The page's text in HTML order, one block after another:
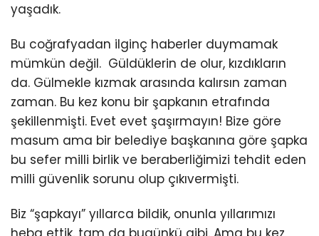
yaşadık.
Bu coğrafyadan ilginç haberler duymamak
mümkün değil. Güldüklerin de olur, kızdıkların
da. Gülmekle kızmak arasında kalırsın zaman
zaman. Bu kez konu bir şapkanın etrafında
şekillenmişti. Evet evet şaşırmayın! Bize göre
masum ama bir belediye başkanına göre şapka
bu sefer milli birlik ve beraberliğimizi tehdit eden
milli güvenlik sorunu olup çıkıvermişti.
Biz “şapkayı” yıllarca bildik, onunla yıllarımızı